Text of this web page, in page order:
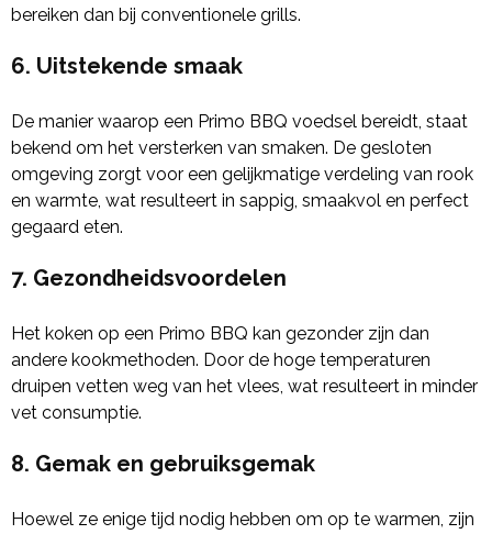
bereiken dan bij conventionele grills.
6. Uitstekende smaak
De manier waarop een Primo BBQ voedsel bereidt, staat
bekend om het versterken van smaken. De gesloten
omgeving zorgt voor een gelijkmatige verdeling van rook
en warmte, wat resulteert in sappig, smaakvol en perfect
gegaard eten.
7. Gezondheidsvoordelen
Het koken op een Primo BBQ kan gezonder zijn dan
andere kookmethoden. Door de hoge temperaturen
druipen vetten weg van het vlees, wat resulteert in minder
vet consumptie.
8. Gemak en gebruiksgemak
Hoewel ze enige tijd nodig hebben om op te warmen, zijn